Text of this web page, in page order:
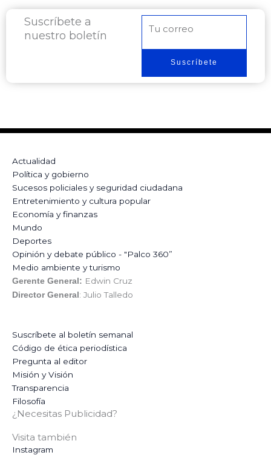
Suscríbete a
nuestro boletín
electrónico
Suscríbete
Actualidad
Política y gobierno
Sucesos policiales y seguridad ciudadana
Entretenimiento y cultura popular
Economía y finanzas
Mundo
Deportes
Opinión y debate público - "Palco 360”
Medio ambiente y turismo
Gerente General: Edwin Cruz
Director General: Julio Talledo
Suscríbete al boletín semanal
Código de ética periodística
Pregunta al editor
Misión y Visión
Transparencia
Filosofía
¿Necesitas Publicidad?
Visita también
Instagram